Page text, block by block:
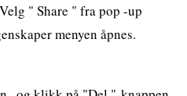
" Share " fra pop -up
menyen åpnes.